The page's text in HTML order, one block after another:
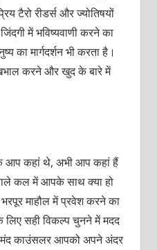
टैरो रीडर्स और ज्‍योतिषयों
में भविष्‍यवाणी करने का
का मार्गदर्शन भी करता है।
करने और खुद के बारे में
आप कहां थे, अभी आप कहां हैं
कल में आपके साथ क्‍या हो
माहौल में प्रवेश करने का
लिए सही विकल्‍प चुनने में मदद
काउंसलर आपको अपने अंदर